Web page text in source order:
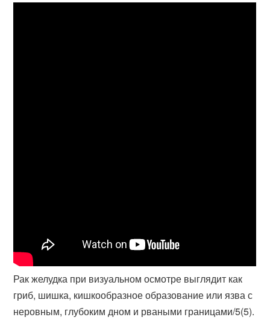
Рак желудка при визуальном осмотре выглядит как
гриб, шишка, кишкообразное образование или язва с
неровным, глубоким дном и рваными границами/5(5).